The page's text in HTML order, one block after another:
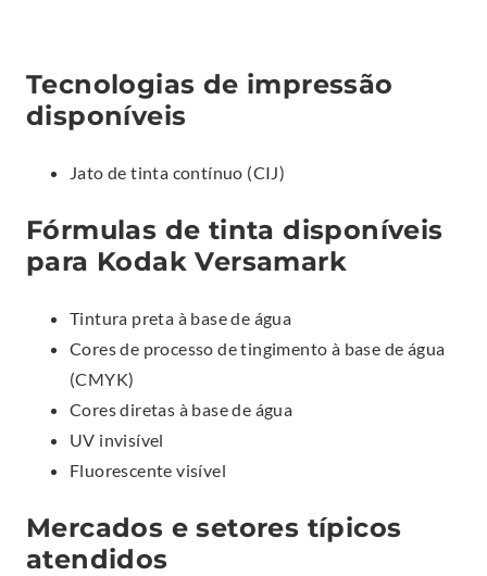
Tecnologias de impressão
disponíveis
Jato de tinta contínuo (CIJ)
Fórmulas de tinta disponíveis
para Kodak Versamark
Tintura preta à base de água
Cores de processo de tingimento à base de água
(CMYK)
Cores diretas à base de água
UV invisível
Fluorescente visível
Mercados e setores típicos
atendidos